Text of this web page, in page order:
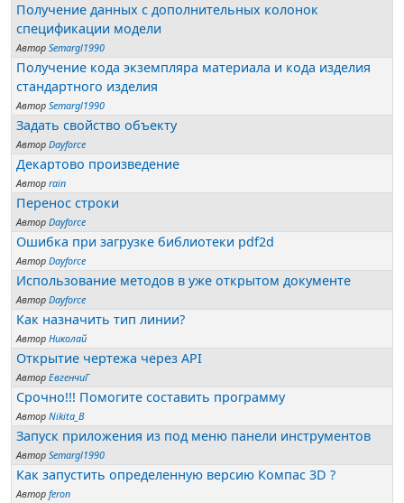
Получение данных с дополнительных колонок
спецификации модели
Автор Semargl1990
Получение кода экземпляра материала и кода изделия
стандартного изделия
Автор Semargl1990
Задать свойство объекту
Автор Dayforce
Декартово произведение
Автор rain
Перенос строки
Автор Dayforce
Ошибка при загрузке библиотеки pdf2d
Автор Dayforce
Использование методов в уже открытом документе
Автор Dayforce
Как назначить тип линии?
Автор Николай
Открытие чертежа через API
Автор ЕвгенчиГ
Срочно!!! Помогите составить программу
Автор Nikita_B
Запуск приложения из под меню панели инструментов
Автор Semargl1990
Как запустить определенную версию Компас 3D ?
Автор feron